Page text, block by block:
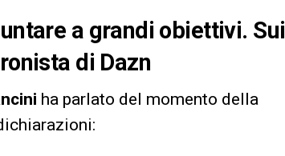
a grandi obiettivi. Sui
di Dazn
ha parlato del momento della